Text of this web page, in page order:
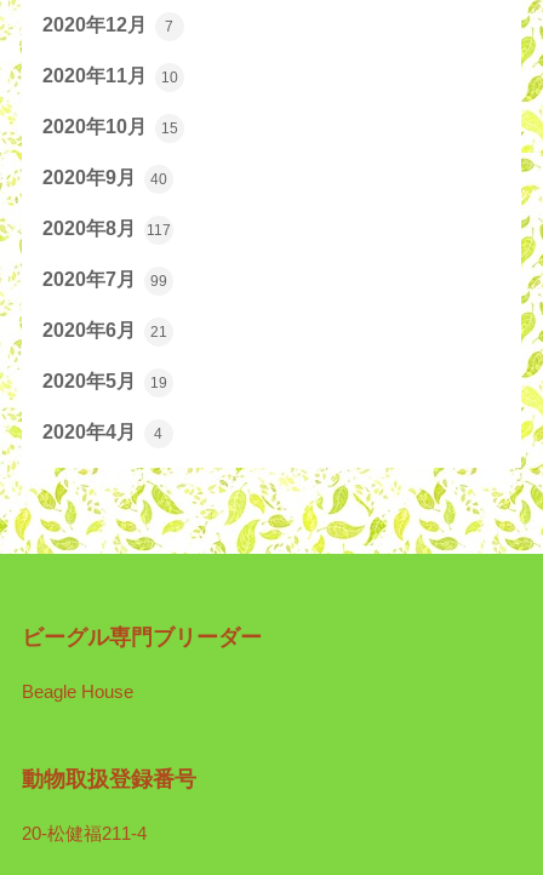
2020年12月 7
2020年11月 10
2020年10月 15
2020年9月 40
2020年8月 117
2020年7月 99
2020年6月 21
2020年5月 19
2020年4月 4
ビーグル専門ブリーダー
Beagle House
動物取扱登録番号
20-松健福211-4